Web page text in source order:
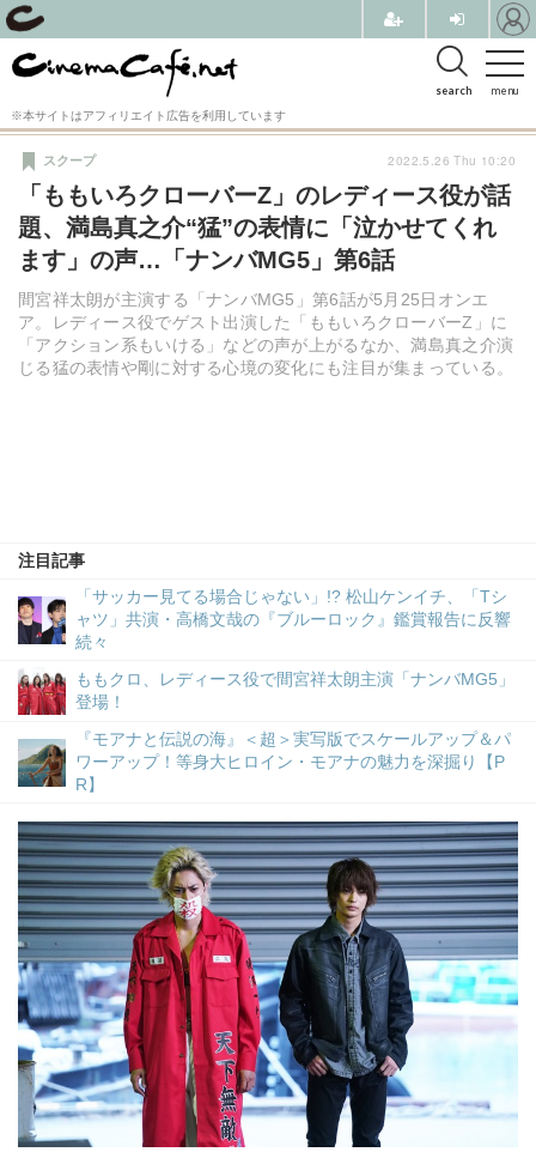
menu
search
※本サイトはアフィリエイト広告を利用しています
「ももいろクローバーZ」のレディース役が話
題、満島真之介“猛”の表情に「泣かせてくれ
ます」の声…「ナンバMG5」第6話
間宮祥太朗が主演する「ナンバMG5」第6話が5月25日オンエ
ア。レディース役でゲスト出演した「ももいろクローバーZ」に
「アクション系もいける」などの声が上がるなか、満島真之介演
じる猛の表情や剛に対する心境の変化にも注目が集まっている。
スクープ
注目記事
「サッカー見てる場合じゃない」!? 松山ケンイチ、「Tシ
ャツ」共演・高橋文哉の『ブルーロック』鑑賞報告に反響
続々
ももクロ、レディース役で間宮祥太朗主演「ナンバMG5」
登場！
『モアナと伝説の海』＜超＞実写版でスケールアップ＆パ
ワーアップ！等身大ヒロイン・モアナの魅力を深掘り【P
R】
2022.5.26 Thu 10:20